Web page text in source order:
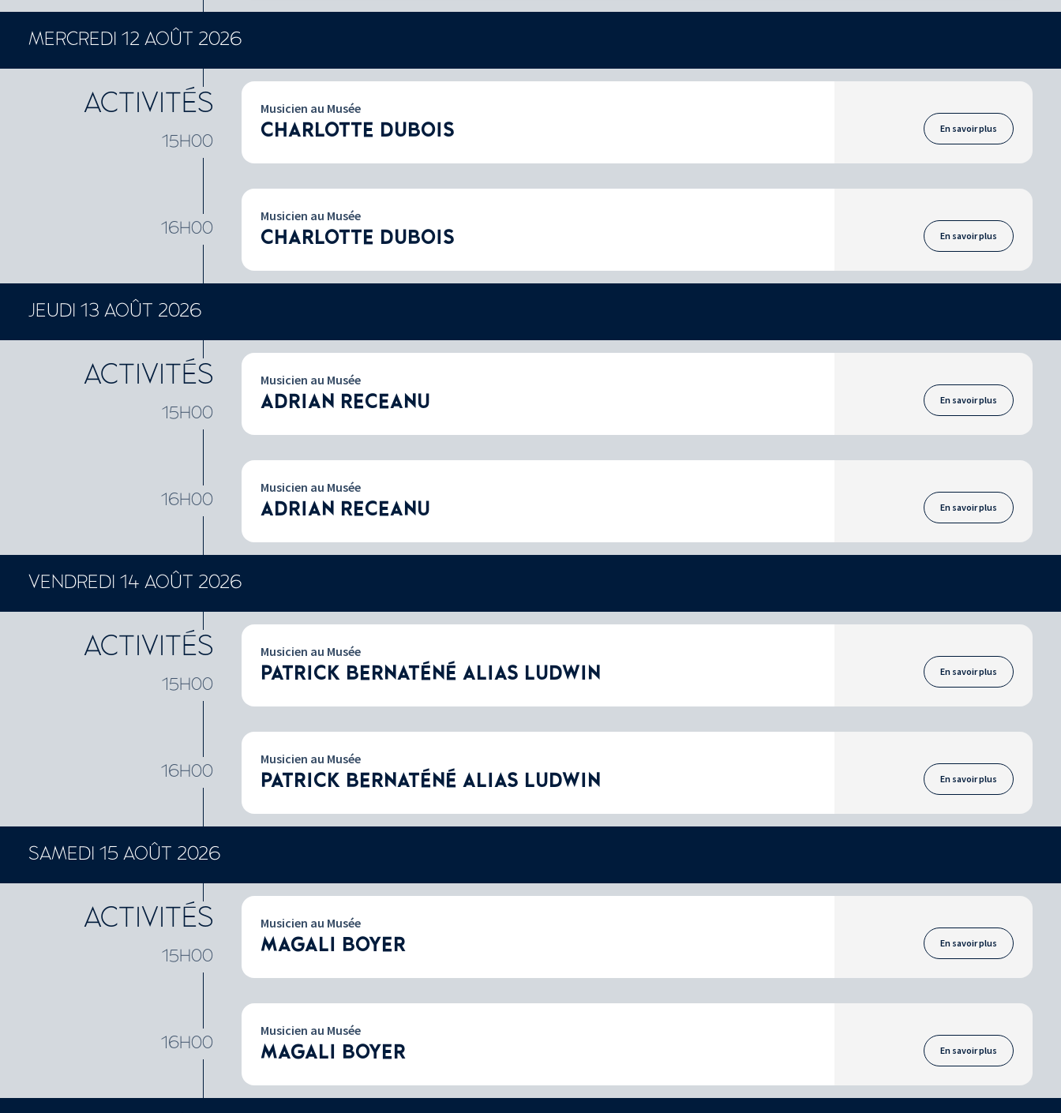
MERCREDI 12 AOÛT 2026
ACTIVITÉS
15H00
Musicien au Musée
CHARLOTTE DUBOIS En savoir plus
16H00
Musicien au Musée
CHARLOTTE DUBOIS En savoir plus
JEUDI 13 AOÛT 2026
ACTIVITÉS
15H00
Musicien au Musée
ADRIAN RECEANU En savoir plus
16H00
Musicien au Musée
ADRIAN RECEANU En savoir plus
VENDREDI 14 AOÛT 2026
ACTIVITÉS
15H00
Musicien au Musée
PATRICK BERNATÉNÉ ALIAS LUDWIN En savoir plus
16H00
Musicien au Musée
PATRICK BERNATÉNÉ ALIAS LUDWIN En savoir plus
SAMEDI 15 AOÛT 2026
ACTIVITÉS
15H00
Musicien au Musée
MAGALI BOYER En savoir plus
16H00
Musicien au Musée
MAGALI BOYER En savoir plus